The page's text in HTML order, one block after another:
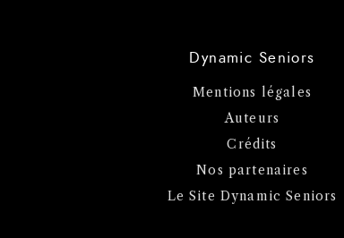
Dynamic Seniors
Mentions légales
Auteurs
Crédits
Nos partenaires
Le Site Dynamic Seniors